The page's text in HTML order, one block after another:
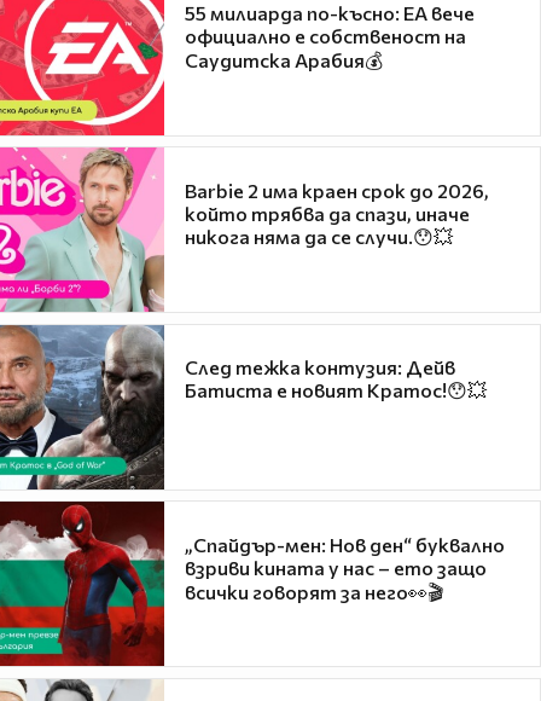
55 милиарда по-късно: EA вече
официално е собственост на
Саудитска Арабия💰
Barbie 2 има краен срок до 2026,
който трябва да спази, иначе
никога няма да се случи.😯💥
След тежка контузия: Дейв
Батиста е новият Кратос!😯💥
„Спайдър-мен: Нов ден“ буквално
взриви кината у нас – ето защо
всички говорят за него👀🎬